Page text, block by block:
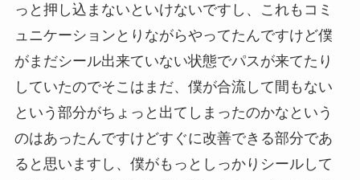
っと押し込まないといけないですし、これもコミ
ュニケーションとりながらやってたんですけど僕
がまだシール出来ていない状態でパスが来てたり
していたのでそこはまだ、僕が合流して間もない
という部分がちょっと出てしまったのかなという
のはあったんですけどすぐに改善できる部分であ
ると思いますし、僕がもっとしっかりシールして